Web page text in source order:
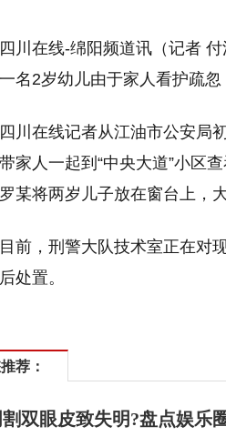
四川在线-绵阳频道讯（记者
名2岁幼儿由于家人看护疏忽
四川在线记者从江油市公安局
家人一起到“中央大道”小区
某将两岁儿子放在窗台上，
目前，刑警大队技术室正在对
处置。
荐：
双眼皮致失明?盘点娱乐